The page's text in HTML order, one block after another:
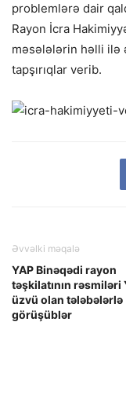
problemlərə dair
Rayon İcra
məsələlərin həlli ilə
tapşırıqlar verib.
Əvvəlki məqalə
YAP Binəqədi rayon
təşkilatının rəsmiləri
üzvü olan tələbələrlə
görüşüblər